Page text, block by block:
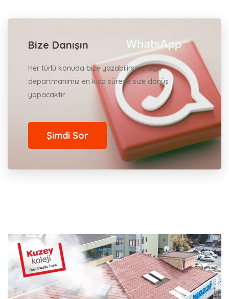
Bize Danışın
Her türlü konuda bize yazabilirsiniz. İlgili
departmanımız en kısa sürede size dönüş
yapacaktır.
Şimdi Sor